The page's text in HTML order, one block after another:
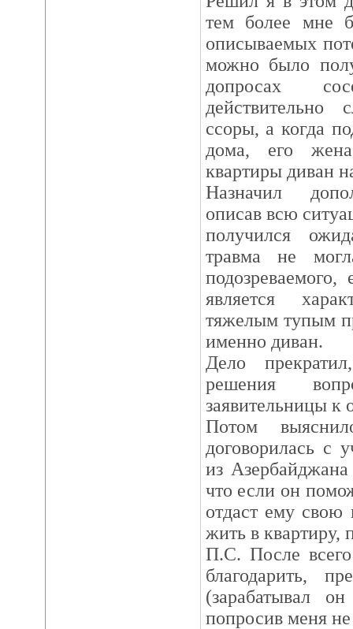
тем более мне
описываемых
можно было
допросах
ссоры, а когда
дома, его
квартиры диван
Назначил
описав всю
получился
травма не
является
тяжелым тупым
именно диван.
Дело
решения
заявительницы к
Потом
договорилась с
из
что если он
отдаст ему свою
жить в квартиру,
П.С. После
благодарить,
(зарабатывал
попросив меня